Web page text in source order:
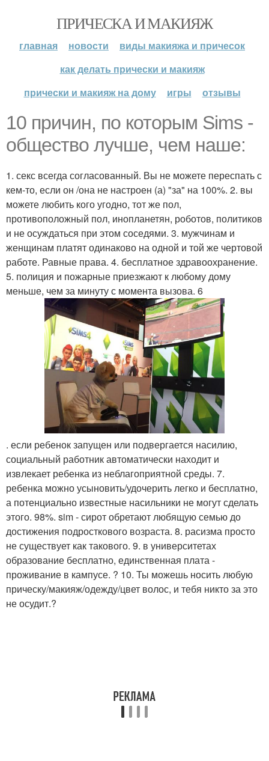
ПРИЧЕСКА И МАКИЯЖ
главная новости
виды макияжа и причесок
как делать прически и макияж
прически и макияж на дому
игры отзывы
10 причин, по которым Sims -
общество лучше, чем наше:
1. секс всегда согласованный. Вы не можете переспать с
кем-то, если он /она не настроен (а) "за" на 100%. 2. вы
можете любить кого угодно, тот же пол,
противоположный пол, инопланетян, роботов, политиков
и не осуждаться при этом соседями. 3. мужчинам и
женщинам платят одинаково на одной и той же чертовой
работе. Равные права. 4. бесплатное здравоохранение.
5. полиция и пожарные приезжают к любому дому
меньше, чем за минуту с момента вызова. 6
. если ребенок запущен или подвергается насилию,
социальный работник автоматически находит и
извлекает ребенка из неблагоприятной среды. 7.
ребенка можно усыновить/удочерить легко и бесплатно,
а потенциально известные насильники не могут сделать
этого. 98%. sim - сирот обретают любящую семью до
достижения подросткового возраста. 8. расизма просто
не существует как такового. 9. в университетах
образование бесплатно, единственная плата -
проживание в кампусе. ? 10. Ты можешь носить любую
прическу/макияж/одежду/цвет волос, и тебя никто за это
не осудит.?